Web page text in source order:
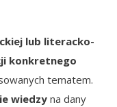
lub literacko-
konkretnego
tematem.
wiedzyna dany